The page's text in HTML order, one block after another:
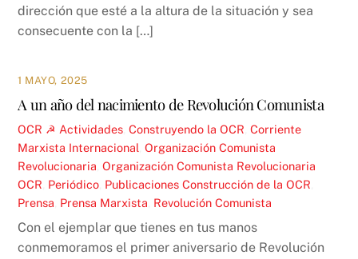
dirección que esté a la altura de la situación y sea
consecuente con la […]
1 MAYO, 2025
A un año del nacimiento de Revolución Comunista
OCR ☭ Actividades ,Construyendo la OCR ,Corriente
Marxista Internacional ,Organización Comunista
Revolucionaria ,Organización Comunista Revolucionaria
OCR Periódico Publicaciones Construcción de la OCR
Prensa Prensa Marxista Revolución Comunista
Con el ejemplar que tienes en tus manos
conmemoramos el primer aniversario de Revolución